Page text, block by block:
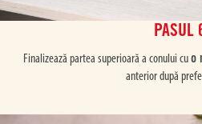
PASUL
Finalizează partea superioară a conului cuo
anterior după